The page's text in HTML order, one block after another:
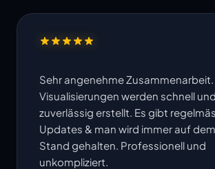
Sehr angenehme Zusammenarbeit.
Visualisierungen werden schnell und
zuverlässig erstellt. Es gibt
Updates & man wird immer auf
Stand gehalten. Professionell und
unkompliziert.